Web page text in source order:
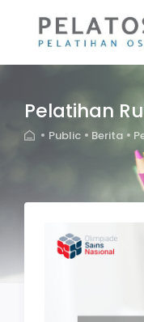
Pelatihan
Public Berita